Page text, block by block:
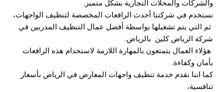
والشركات والمحلات التجارية بشكل متميز.
نستخدم في شركتنا أحدث الرافعات المخصصة لتنظيف الواجهات،
ثم التي يتم تشغيلها بواسطة أفضل عمال التنظيف المدربين في
شركة الرياض كلين بالرياض.
هؤلاء العمال يتمتعون بالمهارة اللازمة لاستخدام هذه الرافعات
بأمان وكفاءة.
كما اننا نقدم خدمة تنظيف واجهات المعارض في الرياض بأسعار
تنافسية،